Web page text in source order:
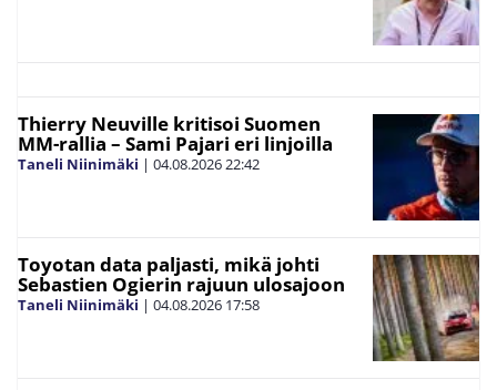
Thierry Neuville kritisoi Suomen
MM-rallia – Sami Pajari eri linjoilla
Taneli Niinimäki | 04.08.202622:42
Toyotan data paljasti, mikä johti
Sebastien Ogierin rajuun ulosajoon
Taneli Niinimäki | 04.08.2026 17:58